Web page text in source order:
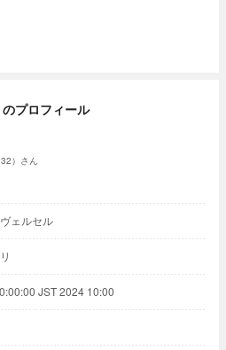
プロフィール
）さん
ェルセル
JST 2024 10:00